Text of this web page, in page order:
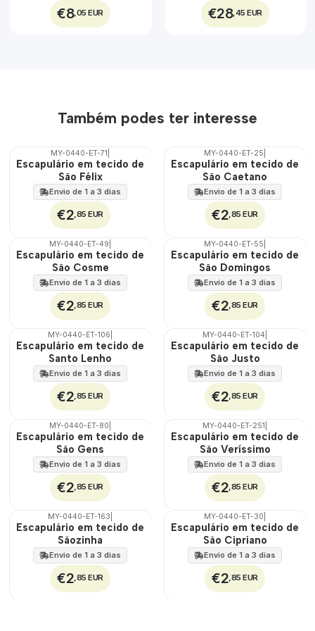
€8,05 EUR €28,45 EUR
Também podes ter interesse
🇵🇹
100%
ÁGUA
MY-0440-ET-71
Escapulário em tecido de
São Félix
Envio de 1 a 3 dias
€2,85 EUR
🇵🇹
100%
ÁGUA
MY-0440-ET-25
Escapulário em tecido de
São Caetano
Envio de 1 a 3 dias
€2,85 EUR
🇵🇹
100%
ÁGUA
MY-0440-ET-49
Escapulário em tecido de
São Cosme
Envio de 1 a 3 dias
€2,85 EUR
🇵🇹
100%
ÁGUA
MY-0440-ET-55
Escapulário em tecido de
São Domingos
Envio de 1 a 3 dias
€2,85 EUR
🇵🇹
100%
ÁGUA
MY-0440-ET-106
Escapulário em tecido de
Santo Lenho
Envio de 1 a 3 dias
€2,85 EUR
🇵🇹
100%
ÁGUA
MY-0440-ET-104
Escapulário em tecido de
São Justo
Envio de 1 a 3 dias
€2,85 EUR
🇵🇹
100%
ÁGUA
MY-0440-ET-80
Escapulário em tecido de
São Gens
Envio de 1 a 3 dias
€2,85 EUR
🇵🇹
100%
ÁGUA
MY-0440-ET-251
Escapulário em tecido de
São Veríssimo
Envio de 1 a 3 dias
€2,85 EUR
🇵🇹
100%
ÁGUA
MY-0440-ET-163
Escapulário em tecido de
Sãozinha
Envio de 1 a 3 dias
€2,85 EUR
🇵🇹
100%
ÁGUA
MY-0440-ET-30
Escapulário em tecido de
São Cipriano
Envio de 1 a 3 dias
€2,85 EUR